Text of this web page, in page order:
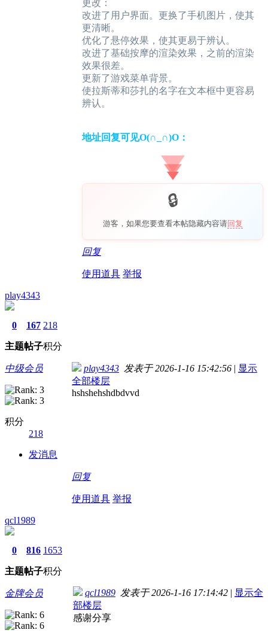
更改：
改进了用户界面。更换了手机图片，使其
更清晰。
优化了悬停效果，使其更易于辨认。
改进了基础按摩的渲染效果，之前的渲染
效果很差。
更新了游戏菜单背景。
使拉斯蒂和莎扎的名字在文本框中更容易
辨认。
地址回复可见O(∩_∩)O：
游客，如果您要查看本帖隐藏内容请回复
回复
使用道具 举报
play4343
0
主题
167
帖子
218
积分
中级会员
积分
218
发消息
play4343 发表于 2026-1-16 15:42:56 | 显示
全部楼层
hshshehshdbdvvd
回复
使用道具 举报
qcl1989
0
主题
816
帖子
1653
积分
金牌会员 qcl1989 发表于 2026-1-16 17:14:42 | 显示全
部楼层
感谢分享